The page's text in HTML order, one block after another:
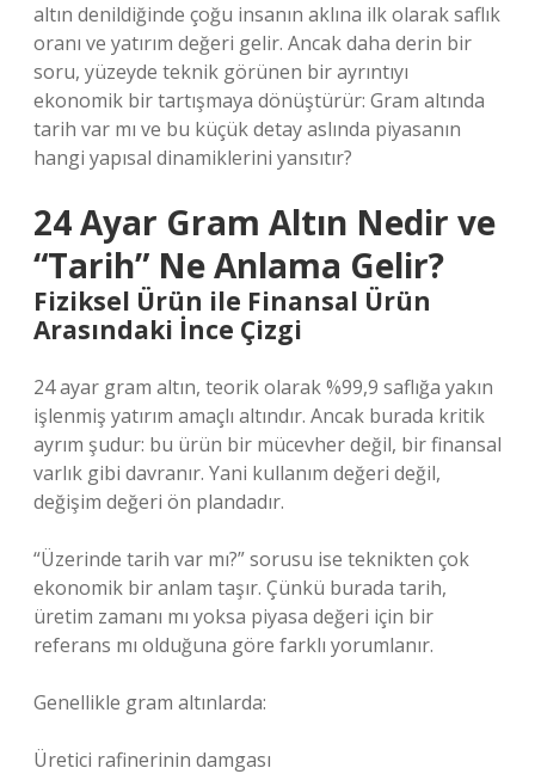
altın denildiğinde çoğu insanın aklına ilk olarak saflık
oranı ve yatırım değeri gelir. Ancak daha derin bir
soru, yüzeyde teknik görünen bir ayrıntıyı
ekonomik bir tartışmaya dönüştürür: Gram altında
tarih var mı ve bu küçük detay aslında piyasanın
hangi yapısal dinamiklerini yansıtır?
24 Ayar Gram Altın Nedir ve
“Tarih” Ne Anlama Gelir?
Fiziksel Ürün ile Finansal Ürün
Arasındaki İnce Çizgi
24 ayar gram altın, teorik olarak %99,9 saflığa yakın
işlenmiş yatırım amaçlı altındır. Ancak burada kritik
ayrım şudur: bu ürün bir mücevher değil, bir finansal
varlık gibi davranır. Yani kullanım değeri değil,
değişim değeri ön plandadır.
“Üzerinde tarih var mı?” sorusu ise teknikten çok
ekonomik bir anlam taşır. Çünkü burada tarih,
üretim zamanı mı yoksa piyasa değeri için bir
referans mı olduğuna göre farklı yorumlanır.
Genellikle gram altınlarda:
Üretici rafinerinin damgası